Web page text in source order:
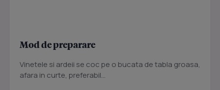
Mod de preparare
Vinetele si ardeii se coc pe o bucata de tabla groasa,
afara in curte, preferabil...